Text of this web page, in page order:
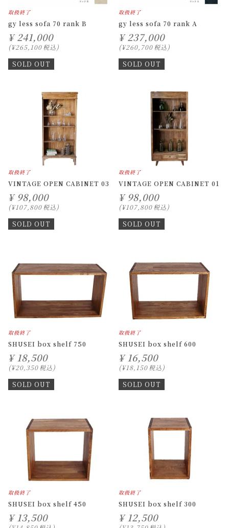
取扱終了
gy less sofa 70 rank B
¥ 241,000
¥265,100税込
SOLD OUT
取扱終了
gy less sofa 70 rank A
¥ 237,000
¥260,700税込
SOLD OUT
取扱終了
VINTAGE OPEN CABINET 03
¥ 98,000
¥107,800税込
SOLD OUT
取扱終了
VINTAGE OPEN CABINET 01
¥ 98,000
¥107,800税込
SOLD OUT
取扱終了
SHUSEI box shelf 750
¥ 18,500
¥20,350税込
SOLD OUT
取扱終了
SHUSEI box shelf 600
¥ 16,500
¥18,150税込
SOLD OUT
取扱終了
SHUSEI box shelf 450
¥ 13,500
取扱終了
SHUSEI box shelf 300
¥ 12,500